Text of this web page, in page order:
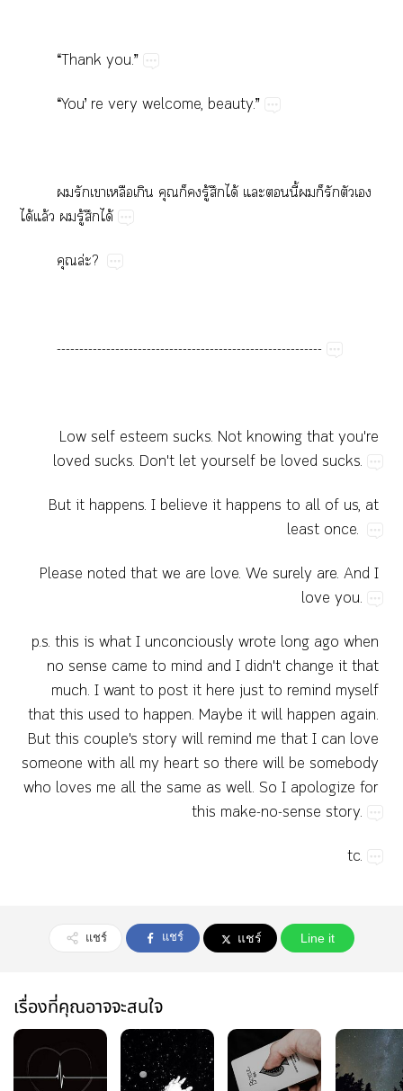
“Thank​you.”
“You’​re​very​welcome,​beauty.”
​​​​​​​​ู้​​ได้​​​ี้​​​​​​
ได้​ล้​​ู้​​ได้
​ล่?
-----------------------------------------------------------
Low​self​esteem​sucks.​Not​knowing​that​you're​
loved​sucks.​Don't​let​yourself​be​loved​sucks.
But​it​happens.​I​believe​it​happens​to​all​of​us,​at​
least​once.
Please​noted​that​we​are​love.​We​surely​are.​And​I​
love​you.
p.s.​this​is​what​I​unconciously​wrote​long​ago​when​
no​sense​came​to​mind​and​I​didn't​change​it​that​
much.​I​want​to​post​it​here​just​to​remind​myself​
that​this​used​to​happen.​Maybe​it​will​happen​again.​
But​this​couple's​story​will​remind​me​that​I​can​love​
someone​with​all​my​heart​so​there​will​be​somebody​
who​loves​me​all​the​same​as​well.​So​I​apologize​for​
this​make-no-sense​story.
tc.
แชร์ แชร์ แชร์ Line it
เรื่องที่คุณอาจจะสนใจ